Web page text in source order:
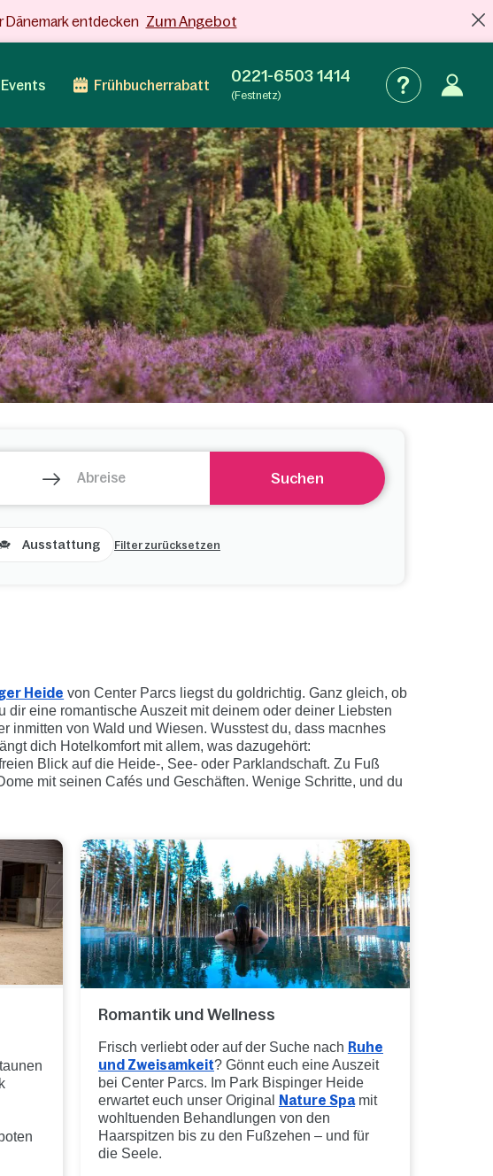
Dänemark entdecken Zum Angebot
Frühbucherrabatt 0221-6503 1414
(Festnetz)
Suchen
Ausstattung Filter zurücksetzen
Heide von Center Parcs liegst du goldrichtig. Ganz gleich, ob
eine romantische Auszeit mit deinem oder deiner Liebsten
inmitten von Wald und Wiesen. Wusstest du, dass macnhes
dich Hotelkomfort mit allem, was dazugehört:
Blick auf die Heide-, See- oder Parklandschaft. Zu Fuß
mit seinen Cafés und Geschäften. Wenige Schritte, und du
Romantik und Wellness
Frisch verliebt oder auf der Suche nach Ruhe
und Zweisamkeit? Gönnt euch eine Auszeit
bei Center Parcs. Im Park Bispinger Heide
erwartet euch unser Original
Nature Spamit
wohltuenden Behandlungen von den
Haarspitzen bis zu den Fußzehen – und für
die Seele.